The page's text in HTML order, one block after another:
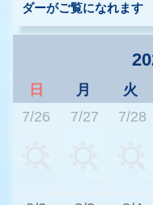
ダーがご覧になれます
日 月 火
7/26
7/27 7/28